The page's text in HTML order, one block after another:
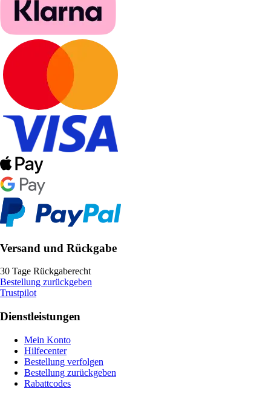
Versand und Rückgabe
30 Tage Rückgaberecht
Bestellung zurückgeben
Trustpilot
Dienstleistungen
Mein Konto
Hilfecenter
Bestellung verfolgen
Bestellung zurückgeben
Rabattcodes